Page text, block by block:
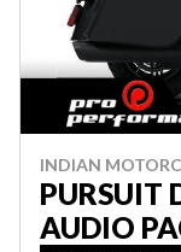
INDIAN
PURSUIT
AUDIO